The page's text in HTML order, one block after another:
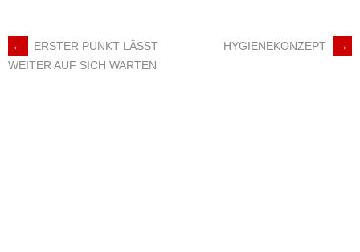
ARTIKEL-
←
ERSTER PUNKT LÄSST
WEITER AUF SICH WARTEN
HYGIENEKONZEPT →